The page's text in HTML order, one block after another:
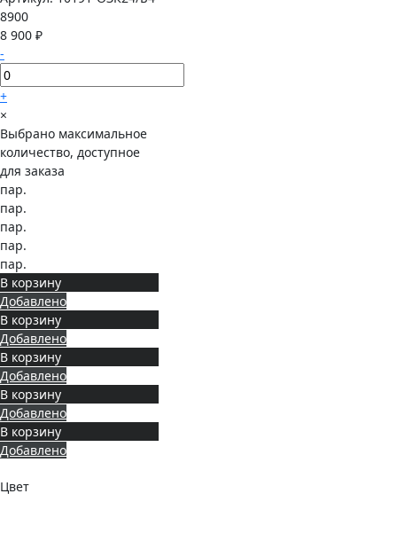
8900
8 900 ₽
-
+
×
Выбрано максимальное
количество, доступное
для заказа
пар.
пар.
пар.
пар.
пар.
В корзину
Добавлено
В корзину
Добавлено
В корзину
Добавлено
В корзину
Добавлено
В корзину
Добавлено
Цвет